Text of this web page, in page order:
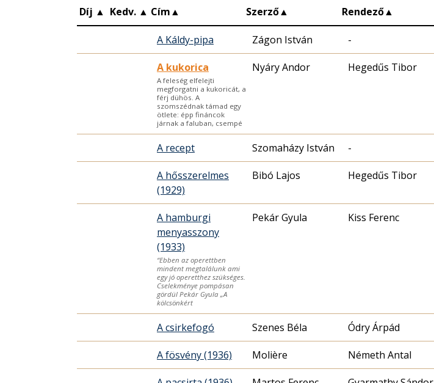
Díj ▲ Kedv. ▲ Cím▲ Szerző▲ Rendező▲
A Káldy-pipa Zágon István -
A kukorica
A feleség elfelejti
megforgatni a kukoricát, a
férj dühös. A
szomszédnak támad egy
ötlete: épp fináncok
járnak a faluban, csempé
Nyáry Andor Hegedűs Tibor
A recept Szomaházy István -
A hősszerelmes
(1929)
Bibó Lajos Hegedűs Tibor
A hamburgi
menyasszony
(1933)
“Ebben az operettben
mindent megtalálunk ami
egy jó operetthez szükséges.
Cselekménye pompásan
gördül Pekár Gyula „A
kölcsönkért
Pekár Gyula Kiss Ferenc
A csirkefogó Szenes Béla Ódry Árpád
A fösvény (1936) Molière Németh Antal